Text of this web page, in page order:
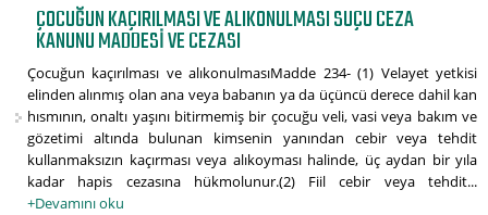
ÇOCUĞUN KAÇIRILMASI VE ALIKONULMASI SUÇU CEZA
KANUNU MADDESI VE CEZASI
Çocuğun kaçırılması ve alıkonulmasıMadde 234- (1) Velayet yetkisi
elinden alınmış olan ana veya babanın ya da üçüncü derece dahil kan
hısmının, onaltı yaşını bitirmemiş bir çocuğu veli, vasi veya bakım ve
gözetimi altında bulunan kimsenin yanından cebir veya tehdit
kullanmaksızın kaçırması veya alıkoyması halinde, üç aydan bir yıla
kadar hapis cezasına hükmolunur.(2) Fiil cebir veya tehdit...
+Devamını oku